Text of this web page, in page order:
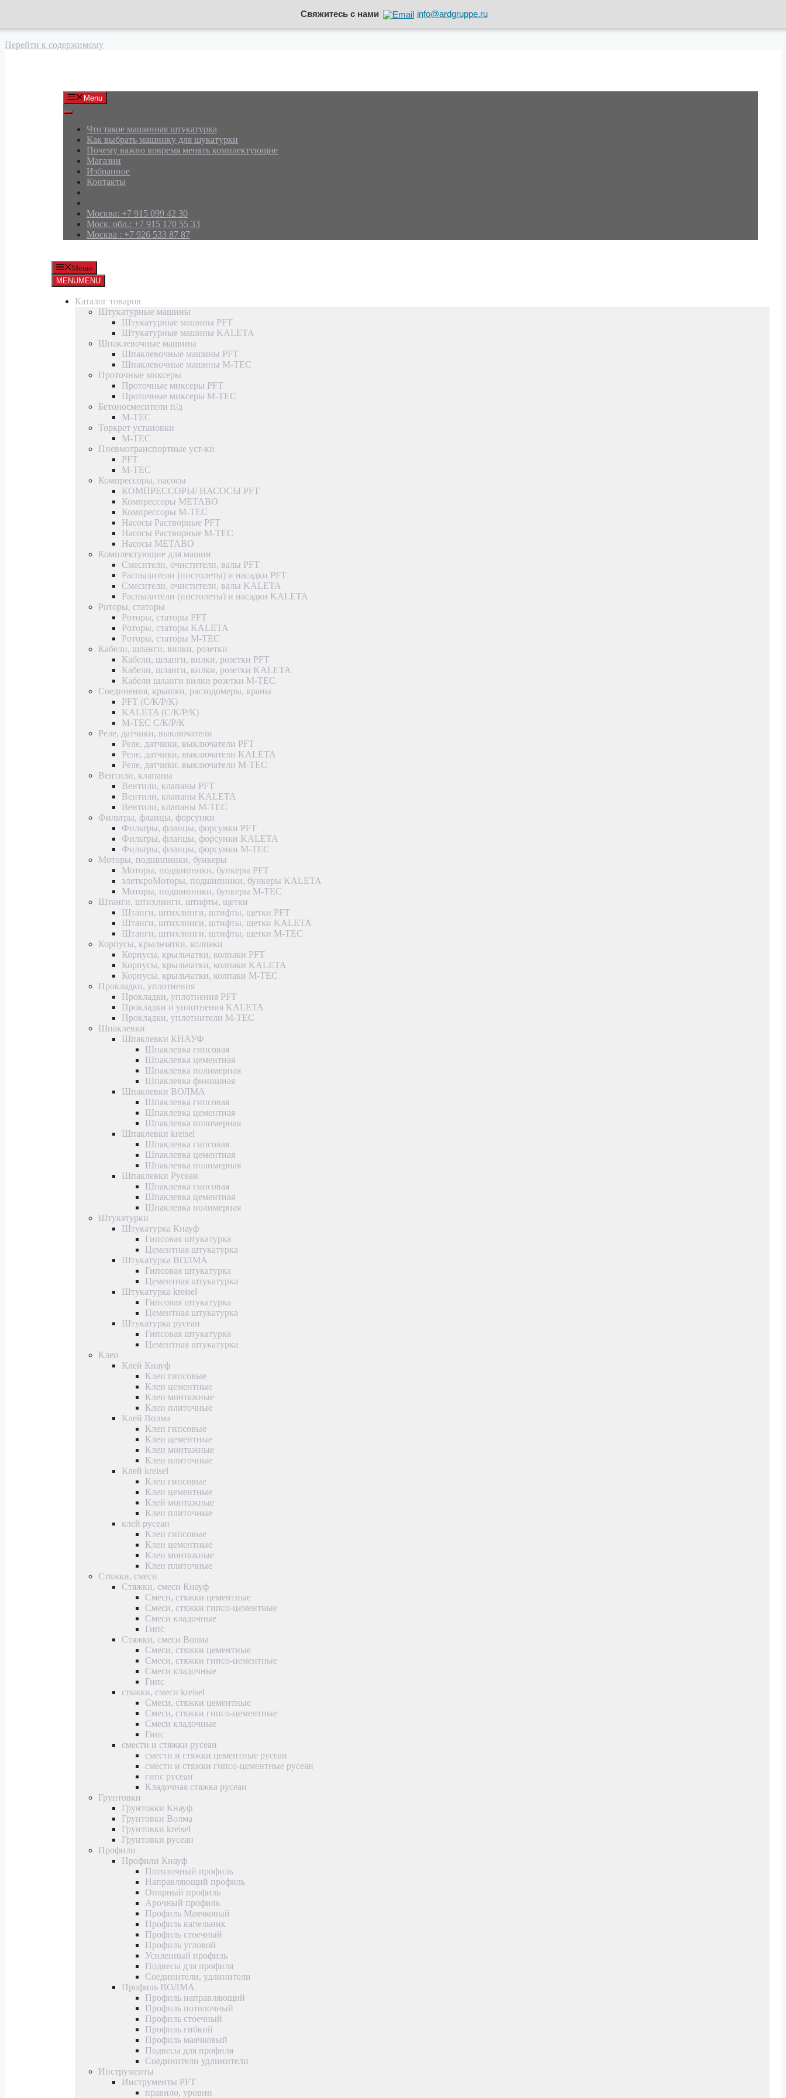
Свяжитесь с нами info@ardgruppe.ru
Перейти к содержимому
Menu
Что такое машинная штукатурка
Как выбрать машинку для шукатурки
Почему важно вовремя менять комплектующие
Магазин
Избранное
Контакты
Москва: +7 915 099 42 30
Моск. обл.: +7 915 170 55 33
Москва : +7 926 533 87 87
Меню
MENUMENU
Каталог товаров
Штукатурные машины
Штукатурные машины PFT
Штукатурные машины KALETA
Шпаклевочные машины
Шпаклевочные машины PFT
Шпаклевочные машины M-TEC
Проточные миксеры
Проточные миксеры PFT
Проточные миксеры M-TEC
Бетоносмесители п/д
M-TEC
Торкрет установки
M-TEC
Пневмотранспортные уст-ки
PFT
M-TEC
Компрессоры, насосы
КОМПРЕССОРЫ/ НАСОСЫ PFT
Компрессоры METABO
Компрессоры M-TEC
Насосы Растворные PFT
Насосы Растворные M-TEC
Насосы METABO
Комплектующие для машин
Смесители, очистители, валы PFT
Распылители (пистолеты) и насадки PFT
Смесители, очистители, валы KALETA
Распылители (пистолеты) и насадки KALETA
Роторы, статоры
Роторы, статоры PFT
Роторы, статоры KALETA
Роторы, статоры M-TEC
Кабели, шланги, вилки, розетки
Кабели, шланги, вилки, розетки PFT
Кабели, шланги, вилки, розетки KALETA
Кабели шланги вилки розетки M-TEC
Соединения, крышки, расходомеры, краны
PFT (С/К/Р/К)
KALETA (С/К/Р/К)
M-TEC С/К/Р/К
Реле, датчики, выключатели
Реле, датчики, выключатели PFT
Реле, датчики, выключатели KALETA
Реле, датчики, выключатели M-TEC
Вентили, клапаны
Вентили, клапаны PFT
Вентили, клапаны KALETA
Вентили, клапаны M-TEC
Фильтры, фланцы, форсунки
Фильтры, фланцы, форсунки PFT
Фильтры, фланцы, форсунки KALETA
Фильтры, фланцы, форсунки M-TEC
Моторы, подшипники, бункеры
Моторы, подшипники, бункеры PFT
элеткроМоторы, подшипники, бункеры KALETA
Моторы, подшипники, бункеры M-TEC
Штанги, штихлинги, штифты, щетки
Штанги, штихлинги, штифты, щетки PFT
Штанги, штихлинги, штифты, щетки KALETA
Штанги, штихлинги, штифты, щетки M-TEC
Корпусы, крыльчатки, колпаки
Корпусы, крыльчатки, колпаки PFT
Корпусы, крыльчатки, колпаки KALETA
Корпусы, крыльчатки, колпаки M-TEC
Прокладки, уплотнения
Прокладки, уплотнения PFT
Прокладки и уплотнения KALETA
Прокладки, уплотнители M-TEC
Шпаклевки
Шпаклевки КНАУФ
Шпаклевка гипсовая
Шпаклевка цементная
Шпаклевка полимерная
Шпаклевка финишная
Шпаклевки ВОЛМА
Шпаклевка гипсовая
Шпаклевка цементная
Шпаклевка полимерная
Шпаклевки kreisel
Шпаклевка гипсовая
Шпаклевка цементная
Шпаклевка полимерная
Шпаклевки Русеан
Шпаклевка гипсовая
Шпаклевка цементная
Шпаклевка полимерная
Штукатурки
Штукатурка Кнауф
Гипсовая штукатурка
Цементная штукатурка
Штукатурка ВОЛМА
Гипсовая штукатурка
Цементная штукатурка
Штукатурка kreisel
Гипсовая штукатурка
Цементная штукатурка
Штукатурка русеан
Гипсовая штукатурка
Цементная штукатурка
Клеи
Клей Кнауф
Клеи гипсовые
Клеи цементные
Клеи монтажные
Клеи плиточные
Клей Волма
Клеи гипсовые
Клеи цементные
Клеи монтажные
Клеи плиточные
Клей kreisel
Клеи гипсовые
Клеи цементные
Клей монтажные
Клеи плиточные
клей русеан
Клеи гипсовые
Клеи цементные
Клеи монтажные
Клеи плиточные
Стяжки, смеси
Стяжки, смеси Кнауф
Смеси, стяжки цементные
Смеси, стяжки гипсо-цементные
Смеси кладочные
Гипс
Стяжки, смеси Волма
Смеси, стяжки цементные
Смеси, стяжки гипсо-цементные
Смеси кладочные
Гипс
стяжки, смеси kreisel
Смеси, стяжки цементные
Смеси, стяжки гипсо-цементные
Смеси кладочные
Гипс
смести и стяжки русеан
смести и стяжки цементные русеан
смести и стяжки гипсо-цементные русеан
гипс русеан
Кладочная стяжка русеан
Грунтовки
Грунтовки Кнауф
Грунтовки Волма
Грунтовки kreisel
Грунтовки русеан
Профили
Профили Кнауф
Потолочный профиль
Направляющий профиль
Опорный профиль
Арочный профиль
Профиль Маячковый
Профиль капельник
Профиль стоечный
Профиль угловой
Усиленный профиль
Подвесы для профиля
Соединители, удлинители
Профиль ВОЛМА
Профиль направляющий
Профиль потолочный
Профиль стоечный
Профиль гибкий
Профиль маячковый
Подвесы для профиля
Соединители удлинители
Инструменты
Инструменты PFT
правило, уровни